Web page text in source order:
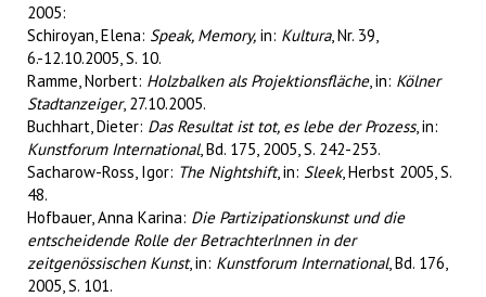
2005:
Schiroyan, Elena: Speak, Memory, in: Kultura, Nr. 39,
6.-12.10.2005, S. 10.
Ramme, Norbert: Holzbalken als Projektionsfläche, in: Kölner
Stadtanzeiger, 27.10.2005.
Buchhart, Dieter: Das Resultat ist tot, es lebe der Prozess, in:
Kunstforum International, Bd. 175, 2005, S. 242-253.
Sacharow-Ross, Igor: The Nightshift, in: Sleek, Herbst 2005, S.
48.
Hofbauer, Anna Karina: Die Partizipationskunst und die
entscheidende Rolle der Betrachterlnnen in der
zeitgenössischen Kunst, in: Kunstforum International, Bd. 176,
2005, S. 101.